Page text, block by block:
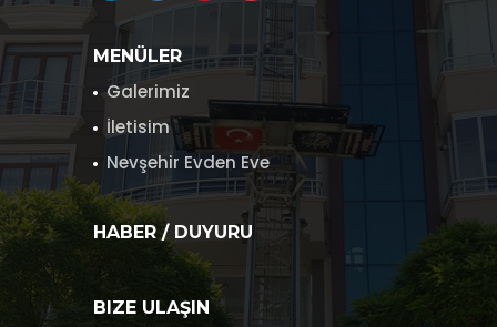
MENÜLER
Galerimiz
İletisim
Nevşehir Evden Eve
HABER / DUYURU
BIZE ULAŞIN